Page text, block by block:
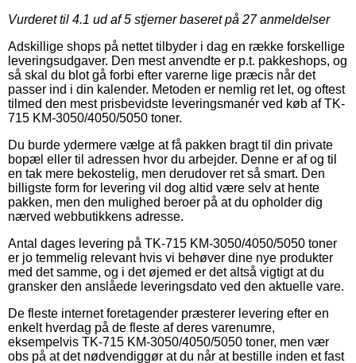
Vurderet til 4.1 ud af 5 stjerner baseret på 27anmeldelser
Adskillige shops på nettet tilbyder i dag en række forskellige
leveringsudgaver. Den mest anvendte er p.t. pakkeshops, og
så skal du blot gå forbi efter varerne lige præcis når det
passer ind i din kalender. Metoden er nemlig ret let, og oftest
tilmed den mest prisbevidste leveringsmanér ved køb af TK-
715 KM-3050/4050/5050 toner.
Du burde ydermere vælge at få pakken bragt til din private
bopæl eller til adressen hvor du arbejder. Denne er af og til
en tak mere bekostelig, men derudover ret så smart. Den
billigste form for levering vil dog altid være selv at hente
pakken, men den mulighed beroer på at du opholder dig
nærved webbutikkens adresse.
Antal dages levering på TK-715 KM-3050/4050/5050 toner
er jo temmelig relevant hvis vi behøver dine nye produkter
med det samme, og i det øjemed er det altså vigtigt at du
gransker den anslåede leveringsdato ved den aktuelle vare.
De fleste internet foretagender præsterer levering efter en
enkelt hverdag på de fleste af deres varenumre,
eksempelvis TK-715 KM-3050/4050/5050 toner, men vær
obs på at det nødvendiggør at du når at bestille inden et fast